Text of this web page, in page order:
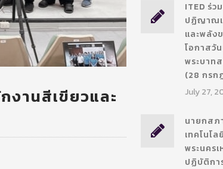
านสีเขียวและ
ITED ร่
ปฏิญาณเ
และพลัง
โอกาสวั
พระบาท
(28 กรก
July 27,
นายกสภ
เทคโนโ
พระนคร
ปฏิบัติก